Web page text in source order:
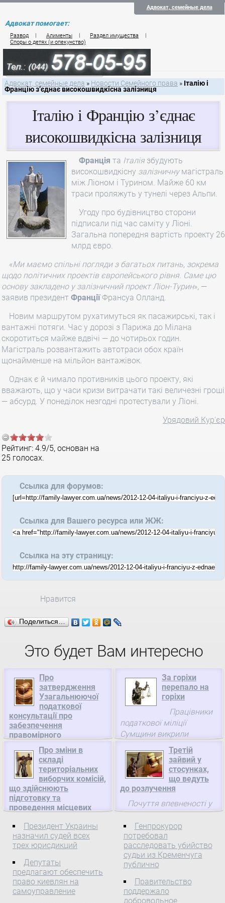
Адвокат, семейные дела
Адвокат помогает:
Развод | Алименты | Раздел имущества
|
Споры о детях (и опекунство)
Цены на услуги по семейному праву
Контакты семейного юриста
Адвокат, семейные дела » Новости Семейного права » Італію і
Францію з’єднає високошвидкісна залізниця
Італію і Францію з’єднає
високошвидкісна залізниця
Франція та Італіязбудують
високошвидкісну залізничнумагістраль
між Ліоном і Турином. Майже 60 км
траси проляжуть у тунелі через Альпи.
Угоду про будівництво сторони
підписали під час саміту у Ліоні.
Загальна попередня вартість проекту 26
млрд євро.
«Ми маємо спільні погляди з багатьох питань, зокрема
щодо політичних проектів європейського рівня. Саме цю
основу закладено у залізничнийпроект Ліон-Турин», —
заявив президент ФранціїФрансуа Олланд.
Новим маршрутом рухатимуться як пасажирські, так і
вантажні потяги. Час у дорозі з Парижа до Мілана
скоротиться майже вдвічі — до чотирьох годин.
Магістраль розвантажить автотраси обох країн
щонайменше на мільйон вантажівок.
Однак є й чимало противників цього проекту, які
вважають, що у часи кризи витрачати такі величезні гроші
— абсурд. У понеділок незгодні протестували у Ліоні.
Урядовий Кур'єр
Рейтинг: 4.9/5, основан на
25 голосах.
Ссылка для форумов:
Ссылка для Вашего ресурса или ЖЖ:
Ссылка на эту страницу:
Нравится
Поделиться…
Это будет Вам интересно
Про
затвердження
Узагальнюючої
податкової
консультації про
забезпечення
правомірного
декларування
максимальних
роздрібних цін на
підакцизні товари
(продукцію) та
дотримання суб'єктами
господарювання норм
Податкового кодексу
України, Державна
податкова служба
України
Узагальнюючої
податкової консультації
про забезпечення
Про зміни в
складі
територіальних
виборчих комісій,
що здійснюють
підготовку та
проведення місцевих
виборча комісія
Про зміни в складі
територіальних виборчих
комісій, що здійснюють
підготовку та проведення
місцевих виборів
Відповідно до частини
Президент Украины
назначил судей всех
трех юрисдикций
Депутаты
предлагают обеспечить
право киевлян на
самоуправление
За горіхи
перепало на
горіхи
Працівники
податкової міліції
Сумщини викрили
масштабну тіньову схему
ухилення від
оподаткування, яку
застосовувало одне з
підприємств області
експортер
сільгосппродукції. За
підрахунками, втрати ...
Третій
зайвий у
стосунках,
що ведуть
до розлучення
Почуття впевненості у
власних силах
подарувала мені саме
юрист з сімейного права,
яка допомогла мені
швидко розлучитися з
ненависним чоловіком.
Генпрокурор
потребовал
расследовать убийство
судьи из Кременчуга
публично
Правительство
поддержало
добровольное